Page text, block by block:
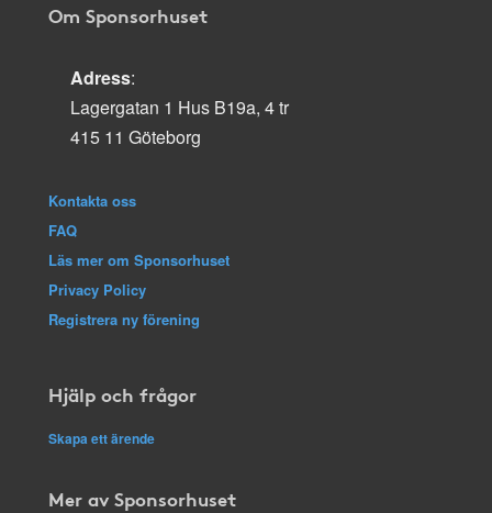
Om Sponsorhuset
Adress:
Lagergatan 1 Hus B19a, 4 tr
415 11 Göteborg
Kontakta oss
FAQ
Läs mer om Sponsorhuset
Privacy Policy
Registrera ny förening
Hjälp och frågor
Skapa ett ärende
Mer av Sponsorhuset